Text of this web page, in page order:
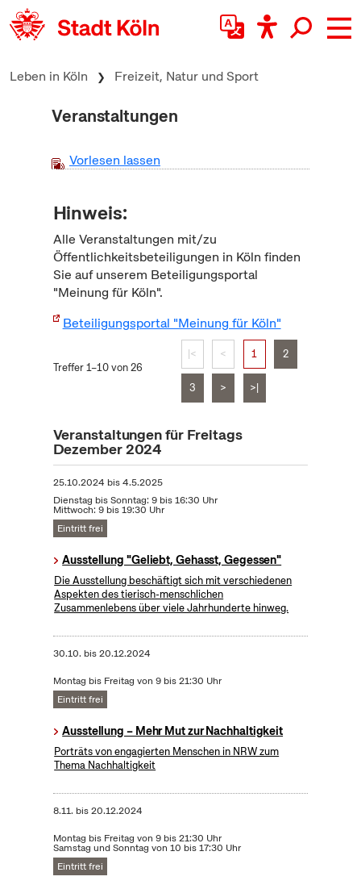
zum Inhalt springen
Leben in Köln Freizeit, Natur und Sport
Veranstaltungen
Vorlesen lassen
Hinweis:
Alle Veranstaltungen mit/zu
Öffentlichkeitsbeteiligungen in Köln finden
Sie auf unserem Beteiligungsportal
"Meinung für Köln".
Beteiligungsportal "Meinung für Köln"
Treffer 1–10 von 26
|< < 1 2
3 > >|
Veranstaltungen für Freitags
Dezember 2024
25.10.2024 bis4.5.2025
Dienstag bis Sonntag: 9 bis 16:30 Uhr
Mittwoch: 9 bis 19:30 Uhr
Eintritt frei
Ausstellung "Geliebt, Gehasst, Gegessen"
Die Ausstellung beschäftigt sich mit verschiedenen
Aspekten des tierisch-menschlichen
Zusammenlebens über viele Jahrhunderte hinweg.
30.10. bis20.12.2024
Montag bis Freitag von 9 bis 21:30 Uhr
Eintritt frei
Ausstellung – Mehr Mut zur Nachhaltigkeit
Porträts von engagierten Menschen in NRW zum
Thema Nachhaltigkeit
8.11. bis20.12.2024
Montag bis Freitag von 9 bis 21:30 Uhr
Samstag und Sonntag von 10 bis 17:30 Uhr
Eintritt frei